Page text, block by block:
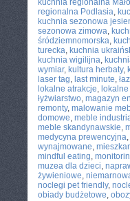
kuchnia regionalna
regionalna Podlasia,
kuchnia sezonowa
sezonowa zimowa,
śródziemnomorska,
turecka, kuchnia
kuchnia wigilijna,
wymiar, kultura herbaty,
laser tag, last minute,
lokalne atrakcje,
łyżwiarstwo, magazyn
remonty, malowanie
domowe, meble
meble skandynawskie,
medycyna prewencyjna,
wynajmowane,
mindful eating,
muzea dla dzieci,
żywieniowe,
noclegi pet friendly,
obiady budżetowe,